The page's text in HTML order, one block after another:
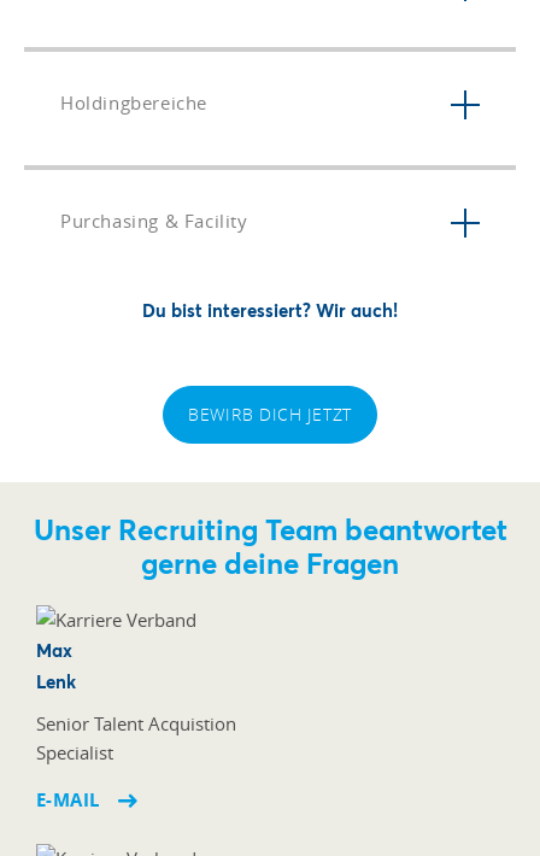
Holdingbereiche
Purchasing & Facility
Du bist interessiert? Wir auch!
BEWIRB DICH JETZT
Unser Recruiting Team beantwortet
gerne deine Fragen
Max
Lenk
Senior Talent Acquistion
Specialist
E-MAIL